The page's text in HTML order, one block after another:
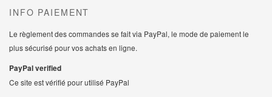
INFO PAIEMENT
Le règlement des commandes se fait via PayPal, le mode de paiement le
plus sécurisé pour vos achats en ligne.
PayPal verified
Ce site est vérifié pour utilisé PayPal